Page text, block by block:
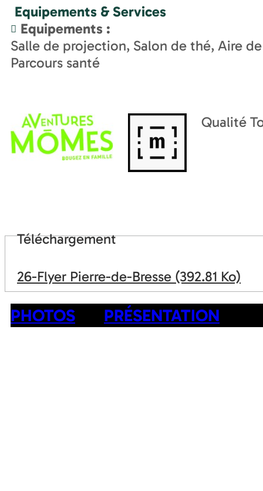
Equipements & Services
Equipements :
Salle de projection Salon de thé Aire
Parcours santé
Qualité
Téléchargement
26-Flyer Pierre-de-Bresse (392.81 Ko)
PHOTOS PRÉSENTATION